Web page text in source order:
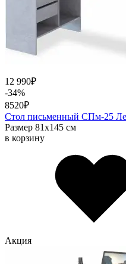
12 990₽
-34%
8520₽
Стол письменный СПм-25
Размер 81х145 см
в корзину
Акция